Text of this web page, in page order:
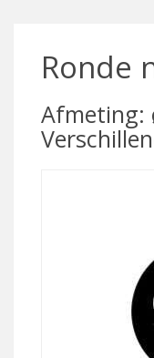
Ronde
Afmeting: